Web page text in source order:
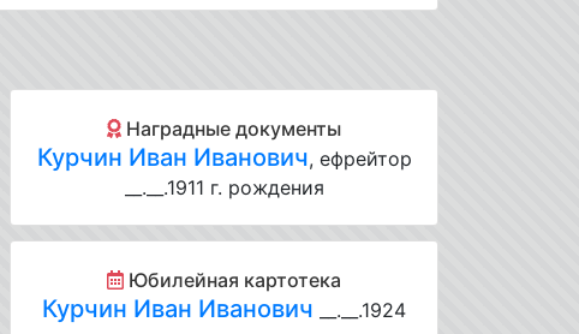
Наградные документы
Курчин Иван Иванович, ефрейтор
__.__.1911 г. рождения
Юбилейная картотека
Курчин Иван Иванович __.__.1924